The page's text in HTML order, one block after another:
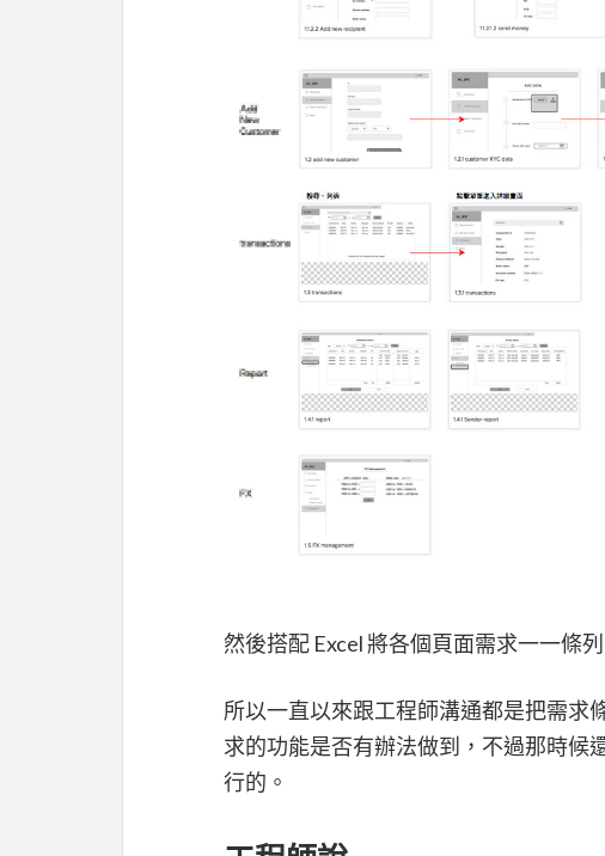
然後搭配 Excel 將各個頁面需求一一條列
所以一直以來跟工程師溝通都是把需求
求的功能是否有辦法做到，不過那時候
行的。